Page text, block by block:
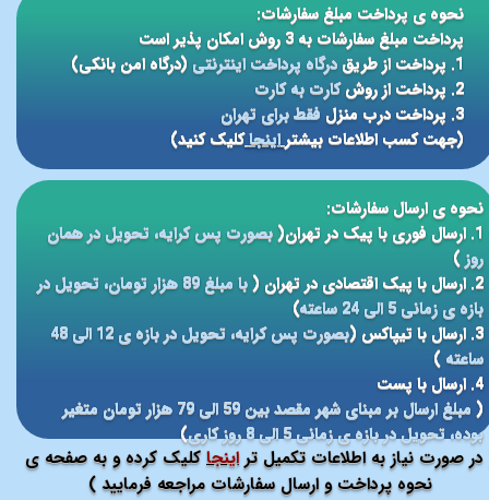
صورت نیاز به اطلاعات تکمیل تراینجا کلیک کرده و به صفحه ی
نحوه پرداخت و ارسال سفارشات مراجعه فرمایید )
نحوه ی پرداخت مبلغ سفارشات:
پرداخت مبلغ سفارشات به 3 روش امکان پذیر است
1. پرداخت از طریق
درگاه پرداخت اینترنتی(درگاه امن بانکی)
2. پرداخت از روش
کارت به کارت
3. پرداخت درب منزل
فقط برای تهران
(جهت کسب اطلاعات بیشتر اینجاکلیک کنید)
نحوه ی ارسال سفارشات:
1. ارسال فوری با پیک در تهران(
بصورت پس کرایه، تحویل در همان
روز)
2. ارسال با پیک اقتصادی در تهران (
با مبلغ 89 هزار تومان، تحویل در
بازه ی زمانی 5 الی 24 ساعته
)
3. ارسال با تیپاکس (
بصورت پس کرایه، تحویل در بازه ی 12 الی 48
ساعته )
4. ارسال با پست
(
مبلغ ارسال بر مبنای شهر مقصد بین 59 الی 79 هزار تومان متغیر
بوده، تحویل در بازه ی زمانی 5 الی 8 روز کاری
)